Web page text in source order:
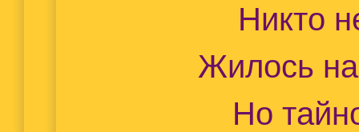
Никто
Жилось
Но